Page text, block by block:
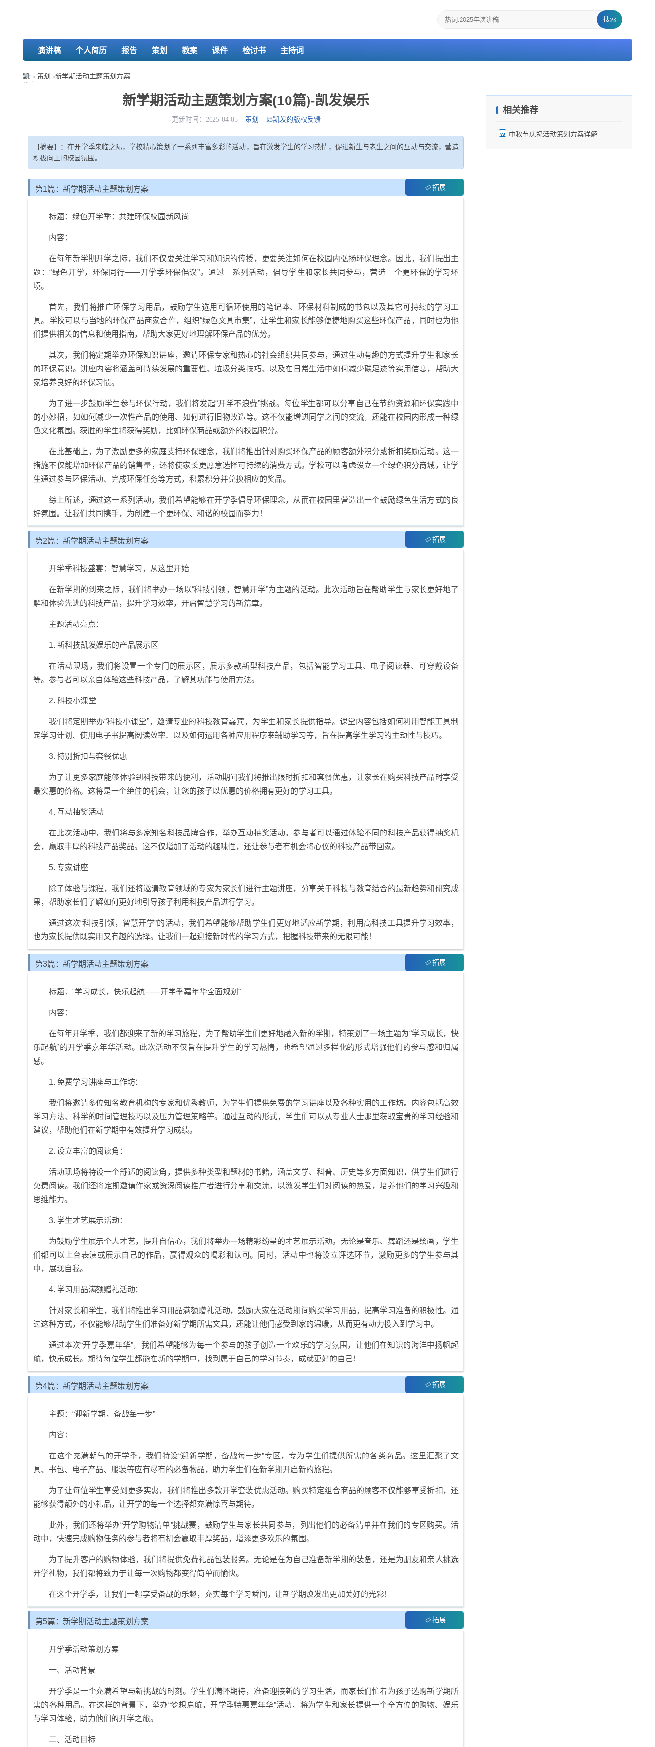
搜索
演讲稿 个人简历 报告 策划 教案 课件 检讨书 主持词
凯 › 策划 ›新学期活动主题策划方案
新学期活动主题策划方案(10篇)-凯发娱乐
更新时间：2025-04-05 策划 k8凯发的版权反馈
【摘要】：在开学季来临之际，学校精心策划了一系列丰富多彩的活动，旨在激发学生的学习热情，促进新生与老生之间的互动与交流，营造
积极向上的校园氛围。
第1篇：新学期活动主题策划方案 拓展
标题：绿色开学季：共建环保校园新风尚
内容：
在每年新学期开学之际，我们不仅要关注学习和知识的传授，更要关注如何在校园内弘扬环保理念。因此，我们提出主
题：“绿色开学，环保同行——开学季环保倡议”。通过一系列活动，倡导学生和家长共同参与，营造一个更环保的学习环
境。
首先，我们将推广环保学习用品，鼓励学生选用可循环使用的笔记本、环保材料制成的书包以及其它可持续的学习工
具。学校可以与当地的环保产品商家合作，组织“绿色文具市集”，让学生和家长能够便捷地购买这些环保产品，同时也为他
们提供相关的信息和使用指南，帮助大家更好地理解环保产品的优势。
其次，我们将定期举办环保知识讲座，邀请环保专家和热心的社会组织共同参与，通过生动有趣的方式提升学生和家长
的环保意识。讲座内容将涵盖可持续发展的重要性、垃圾分类技巧、以及在日常生活中如何减少碳足迹等实用信息，帮助大
家培养良好的环保习惯。
为了进一步鼓励学生参与环保行动，我们将发起“开学不浪费”挑战。每位学生都可以分享自己在节约资源和环保实践中
的小妙招，如如何减少一次性产品的使用、如何进行旧物改造等。这不仅能增进同学之间的交流，还能在校园内形成一种绿
色文化氛围。获胜的学生将获得奖励，比如环保商品或额外的校园积分。
在此基础上，为了激励更多的家庭支持环保理念，我们将推出针对购买环保产品的顾客额外积分或折扣奖励活动。这一
措施不仅能增加环保产品的销售量，还将使家长更愿意选择可持续的消费方式。学校可以考虑设立一个绿色积分商城，让学
生通过参与环保活动、完成环保任务等方式，积累积分并兑换相应的奖品。
综上所述，通过这一系列活动，我们希望能够在开学季倡导环保理念，从而在校园里营造出一个鼓励绿色生活方式的良
好氛围。让我们共同携手，为创建一个更环保、和谐的校园而努力！
第2篇：新学期活动主题策划方案 拓展
开学季科技盛宴：智慧学习，从这里开始
在新学期的到来之际，我们将举办一场以“科技引领，智慧开学”为主题的活动。此次活动旨在帮助学生与家长更好地了
解和体验先进的科技产品，提升学习效率，开启智慧学习的新篇章。
主题活动亮点：
1. 新科技凯发娱乐的产品展示区
在活动现场，我们将设置一个专门的展示区，展示多款新型科技产品，包括智能学习工具、电子阅读器、可穿戴设备
等。参与者可以亲自体验这些科技产品，了解其功能与使用方法。
2. 科技小课堂
我们将定期举办“科技小课堂”，邀请专业的科技教育嘉宾，为学生和家长提供指导。课堂内容包括如何利用智能工具制
定学习计划、使用电子书提高阅读效率、以及如何运用各种应用程序来辅助学习等，旨在提高学生学习的主动性与技巧。
3. 特别折扣与套餐优惠
为了让更多家庭能够体验到科技带来的便利，活动期间我们将推出限时折扣和套餐优惠，让家长在购买科技产品时享受
最实惠的价格。这将是一个绝佳的机会，让您的孩子以优惠的价格拥有更好的学习工具。
4. 互动抽奖活动
在此次活动中，我们将与多家知名科技品牌合作，举办互动抽奖活动。参与者可以通过体验不同的科技产品获得抽奖机
会，赢取丰厚的科技产品奖品。这不仅增加了活动的趣味性，还让参与者有机会将心仪的科技产品带回家。
5. 专家讲座
除了体验与课程，我们还将邀请教育领域的专家为家长们进行主题讲座，分享关于科技与教育结合的最新趋势和研究成
果，帮助家长们了解如何更好地引导孩子利用科技产品进行学习。
通过这次“科技引领，智慧开学”的活动，我们希望能够帮助学生们更好地适应新学期，利用高科技工具提升学习效率，
也为家长提供既实用又有趣的选择。让我们一起迎接新时代的学习方式，把握科技带来的无限可能！
第3篇：新学期活动主题策划方案 拓展
标题：“学习成长，快乐起航——开学季嘉年华全面规划”
内容：
在每年开学季，我们都迎来了新的学习旅程，为了帮助学生们更好地融入新的学期，特策划了一场主题为“学习成长，快
乐起航”的开学季嘉年华活动。此次活动不仅旨在提升学生的学习热情，也希望通过多样化的形式增强他们的参与感和归属
感。
1. 免费学习讲座与工作坊：
我们将邀请多位知名教育机构的专家和优秀教师，为学生们提供免费的学习讲座以及各种实用的工作坊。内容包括高效
学习方法、科学的时间管理技巧以及压力管理策略等。通过互动的形式，学生们可以从专业人士那里获取宝贵的学习经验和
建议，帮助他们在新学期中有效提升学习成绩。
2. 设立丰富的阅读角：
活动现场将特设一个舒适的阅读角，提供多种类型和题材的书籍，涵盖文学、科普、历史等多方面知识，供学生们进行
免费阅读。我们还将定期邀请作家或资深阅读推广者进行分享和交流，以激发学生们对阅读的热爱，培养他们的学习兴趣和
思维能力。
3. 学生才艺展示活动：
为鼓励学生展示个人才艺，提升自信心，我们将举办一场精彩纷呈的才艺展示活动。无论是音乐、舞蹈还是绘画，学生
们都可以上台表演或展示自己的作品，赢得观众的喝彩和认可。同时，活动中也将设立评选环节，激励更多的学生参与其
中，展现自我。
4. 学习用品满额赠礼活动：
针对家长和学生，我们将推出学习用品满额赠礼活动，鼓励大家在活动期间购买学习用品，提高学习准备的积极性。通
过这种方式，不仅能够帮助学生们准备好新学期所需文具，还能让他们感受到家的温暖，从而更有动力投入到学习中。
通过本次“开学季嘉年华”，我们希望能够为每一个参与的孩子创造一个欢乐的学习氛围，让他们在知识的海洋中扬帆起
航，快乐成长。期待每位学生都能在新的学期中，找到属于自己的学习节奏，成就更好的自己！
第4篇：新学期活动主题策划方案 拓展
主题：“迎新学期，备战每一步”
内容：
在这个充满朝气的开学季，我们特设“迎新学期，备战每一步”专区，专为学生们提供所需的各类商品。这里汇聚了文
具、书包、电子产品、服装等应有尽有的必备物品，助力学生们在新学期开启新的旅程。
为了让每位学生享受到更多实惠，我们将推出多款开学套装优惠活动。购买特定组合商品的顾客不仅能够享受折扣，还
能够获得额外的小礼品，让开学的每一个选择都充满惊喜与期待。
此外，我们还将举办“开学购物清单”挑战赛，鼓励学生与家长共同参与，列出他们的必备清单并在我们的专区购买。活
动中，快速完成购物任务的参与者将有机会赢取丰厚奖品，增添更多欢乐的氛围。
为了提升客户的购物体验，我们将提供免费礼品包装服务。无论是在为自己准备新学期的装备，还是为朋友和亲人挑选
开学礼物，我们都将致力于让每一次购物都变得简单而愉快。
在这个开学季，让我们一起享受备战的乐趣，充实每个学习瞬间，让新学期焕发出更加美好的光彩！
第5篇：新学期活动主题策划方案 拓展
开学季活动策划方案
一、活动背景
开学季是一个充满希望与新挑战的时刻。学生们满怀期待，准备迎接新的学习生活，而家长们忙着为孩子选购新学期所
需的各种用品。在这样的背景下，举办“梦想启航，开学季特惠嘉年华”活动，将为学生和家长提供一个全方位的购物、娱乐
与学习体验，助力他们的开学之旅。
二、活动目标
相关推荐
中秋节庆祝活动策划方案详解